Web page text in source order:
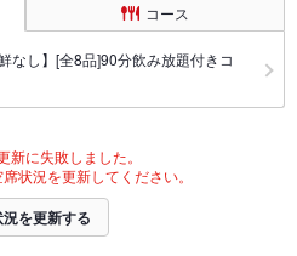
コース
し】[全8品]90分飲み放題付きコ
新に失敗しました。
状況を更新してください。
を更新する